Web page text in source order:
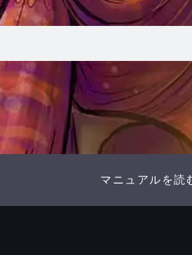
マニュアルを読